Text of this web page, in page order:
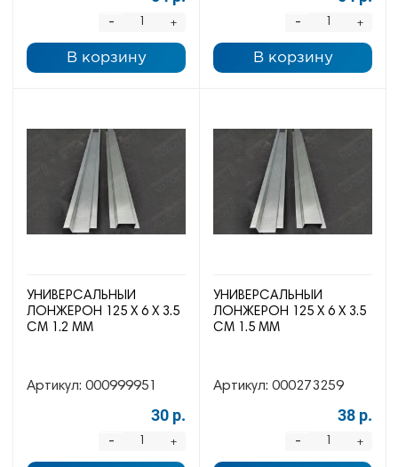
+
-
В корзину
+
-
В корзину
УНИВЕРСАЛЬНЫЙ
ЛОНЖЕРОН 125 Х 6 Х 3.5
СМ 1.2 ММ
Артикул: 000999951
30 р.
+
-
УНИВЕРСАЛЬНЫЙ
ЛОНЖЕРОН 125 Х 6 Х 3.5
СМ 1.5 ММ
Артикул: 000273259
38 р.
+
-